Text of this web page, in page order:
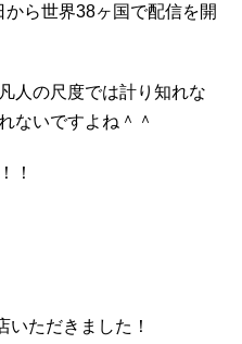
ら世界38ヶ国で配信を開
人の尺度では計り知れな
ないですよね＾＾
！
ただきました！